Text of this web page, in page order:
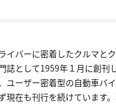
イバーに密着したクルマと
誌として1959年１月に創刊
ユーザー密着型の自動車バ
現在も刊行を続けています